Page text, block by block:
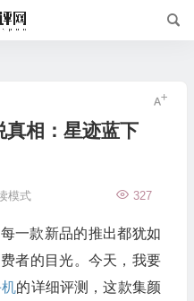
相：星迹蓝下
327
模式
一款新品的推出都犹如
者的目光。今天，我要
的详细评测，这款集颜